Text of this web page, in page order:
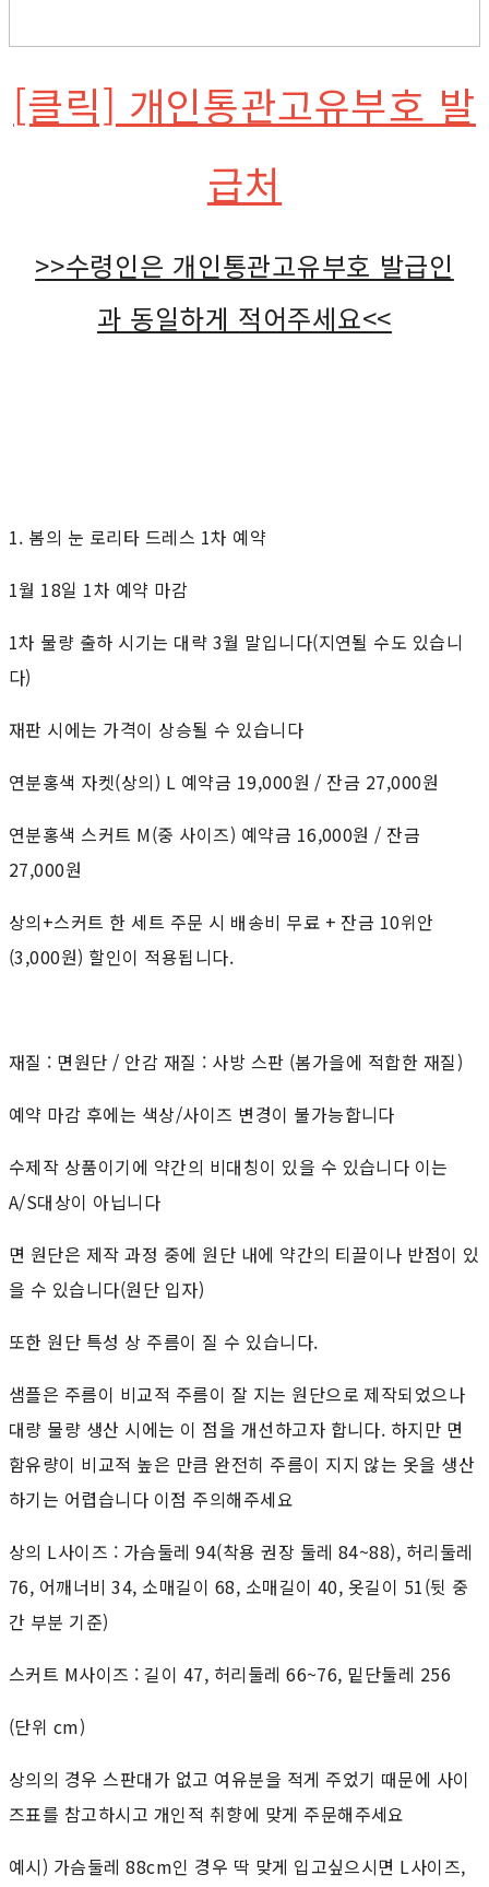
[클릭] 개인통관고유부호 발
급처
>>수령인은 개인통관고유부호 발급인
과 동일하게 적어주세요<<
1. 봄의 눈 로리타 드레스 1차 예약
1월 18일 1차 예약 마감
1차 물량 출하 시기는 대략 3월 말입니다(지연될 수도 있습니
다)
재판 시에는 가격이 상승될 수 있습니다
연분홍색 자켓(상의) L 예약금 19,000원 / 잔금 27,000원
연분홍색 스커트 M(중 사이즈) 예약금 16,000원 / 잔금
27,000원
상의+스커트 한 세트 주문 시 배송비 무료 + 잔금 10위안
(3,000원) 할인이 적용됩니다.
재질 : 면원단 / 안감 재질 : 사방 스판 (봄가을에 적합한 재질)
예약 마감 후에는 색상/사이즈 변경이 불가능합니다
수제작 상품이기에 약간의 비대칭이 있을 수 있습니다 이는
A/S대상이 아닙니다
면 원단은 제작 과정 중에 원단 내에 약간의 티끌이나 반점이 있
을 수 있습니다(원단 입자)
또한 원단 특성 상 주름이 질 수 있습니다.
샘플은 주름이 비교적 주름이 잘 지는 원단으로 제작되었으나
대량 물량 생산 시에는 이 점을 개선하고자 합니다. 하지만 면
함유량이 비교적 높은 만큼 완전히 주름이 지지 않는 옷을 생산
하기는 어렵습니다 이점 주의해주세요
상의 L사이즈 : 가슴둘레 94(착용 권장 둘레 84~88), 허리둘레
76, 어깨너비 34, 소매길이 68, 소매길이 40, 옷길이 51(뒷 중
간 부분 기준)
스커트 M사이즈 : 길이 47, 허리둘레 66~76, 밑단둘레 256
(단위 cm)
상의의 경우 스판대가 없고 여유분을 적게 주었기 때문에 사이
즈표를 참고하시고 개인적 취향에 맞게 주문해주세요
예시) 가슴둘레 88cm인 경우 딱 맞게 입고싶으시면 L사이즈,